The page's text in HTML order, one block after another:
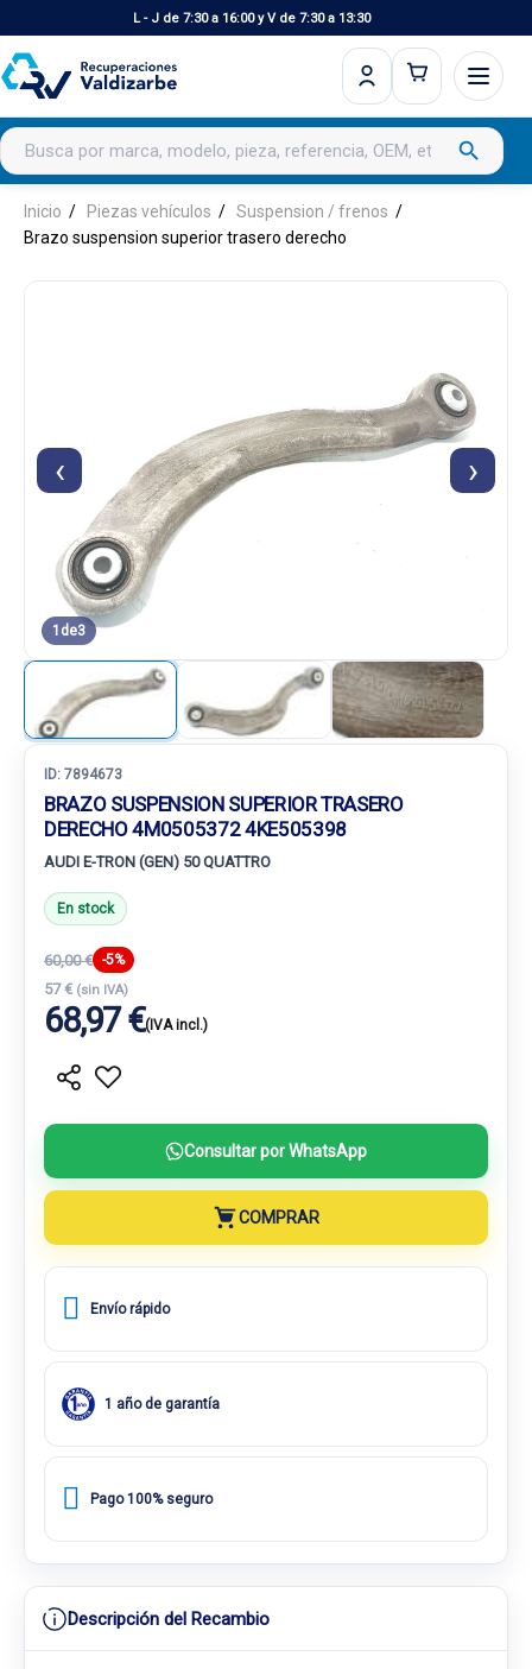
L - J de 7:30 a 16:00 y V de 7:30 a 13:30
Buscar productos search
Inicio Piezas vehículos
Suspension / frenos
Brazo suspension superior trasero derecho
‹ ›
1 de3
ID: 7894673
BRAZO SUSPENSION SUPERIOR TRASERO
DERECHO 4M0505372 4KE505398
AUDI E-TRON (GEN) 50 QUATTRO
En stock
60,00 € -5%
57 € (sin IVA)
68,97 €(IVA incl.)
Consultar por WhatsApp
COMPRAR
Envío rápido
1 año de garantía
Pago 100% seguro
Descripción del Recambio